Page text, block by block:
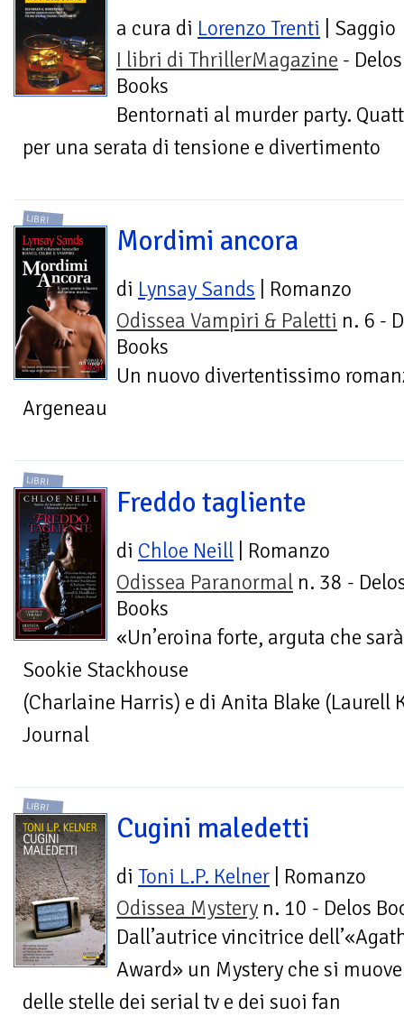
a cura di Lorenzo Trenti | Saggio
I libri di ThrillerMagazine - Delos
Books
Bentornati al murder party.
per una serata di tensione e divertimento
LIBRI
Mordimi ancora
di Lynsay Sands | Romanzo
Odissea Vampiri & Paletti n. 6 -
Books
Un nuovo divertentissimo
Argeneau
LIBRI
Freddo tagliente
di Chloe Neill | Romanzo
Odissea Paranormal n. 38 -
Books
«Un’eroina forte, arguta che
Sookie Stackhouse
(Charlaine Harris) e di Anita Blake (Laurell
Journal
LIBRI
Cugini maledetti
di Toni L.P. Kelner | Romanzo
Odissea Mystery n. 10 - Delos
Dall’autrice vincitrice
Award» un Mystery che si
delle stelle dei serial tv e dei suoi fan